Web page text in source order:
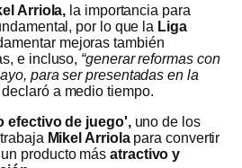
Arriola, la importancia para
por lo que la Liga
mejoras también
e incluso, “generar reformas con
para ser presentadas en la
declaró a medio tiempo.
efectivo de juego',uno de los
Mikel Arriola para convertir
producto másatractivo y